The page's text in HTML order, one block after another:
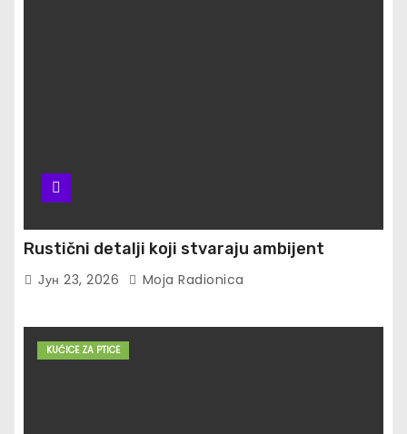
Rustični detalji koji stvaraju ambijent
Јун 23, 2026 Moja Radionica
KUĆICE ZA PTICE